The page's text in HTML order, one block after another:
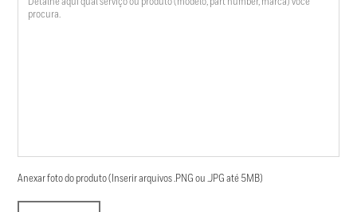
Anexar foto do produto (Inserir arquivos .PNG ou .JPG até 5MB)